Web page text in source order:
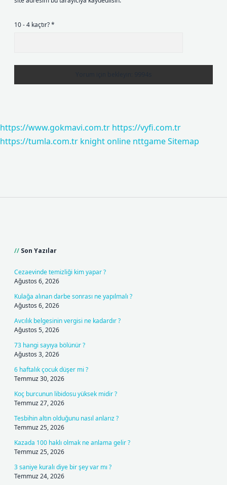
10 - 4 kaçtır?*
https://www.gokmavi.com.tr https://vyfi.com.tr
https://tumla.com.tr knight online nttgameSitemap
Son Yazılar
Cezaevinde temizliği kim yapar ?
Ağustos 6, 2026
Kulağa alınan darbe sonrası ne yapılmalı ?
Ağustos 6, 2026
Avcılık belgesinin vergisi ne kadardır ?
Ağustos 5, 2026
73 hangi sayıya bölünür ?
Ağustos 3, 2026
6 haftalık çocuk düşer mi ?
Temmuz 30, 2026
Koç burcunun libidosu yüksek midir ?
Temmuz 27, 2026
Tesbihin altın olduğunu nasıl anlarız ?
Temmuz 25, 2026
Kazada 100 haklı olmak ne anlama gelir ?
Temmuz 25, 2026
3 saniye kuralı diye bir şey var mı ?
Temmuz 24, 2026